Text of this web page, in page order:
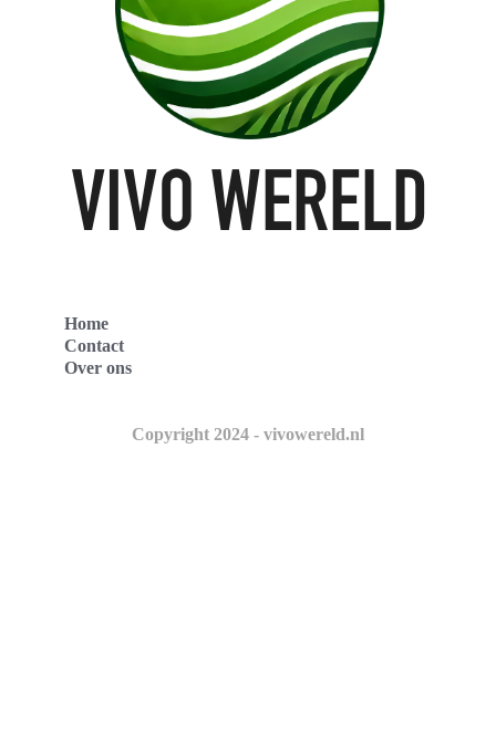
Home
Contact
Over ons
Copyright 2024 - vivowereld.nl